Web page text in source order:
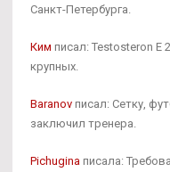
Санкт-Петербурга.
Ким писал: Testosteron E
крупных.
Baranov писал: Сетку,
заключил тренера.
Pichugina писала: